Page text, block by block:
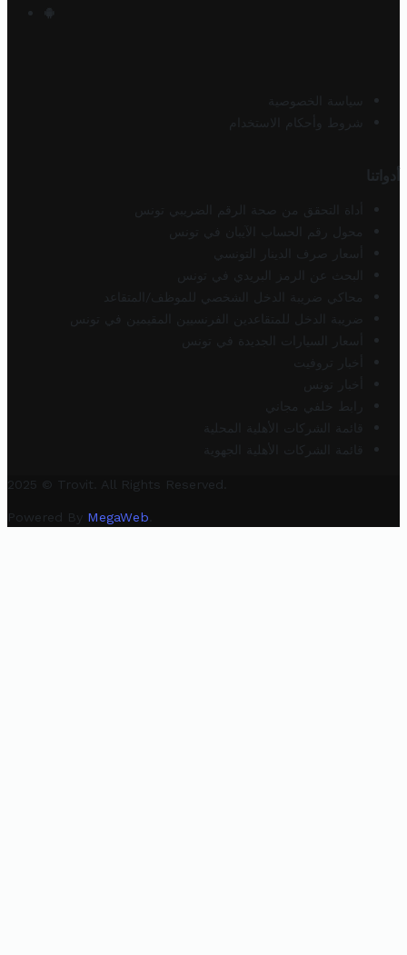
سياسة الخصوصية
شروط وأحكام الاستخدام
أدواتنا
أداة التحقق من صحة الرقم الضريبي تونس
محول رقم الحساب الآيبان في تونس
أسعار صرف الدينار التونسي
البحث عن الرمز البريدي في تونس
محاكي ضريبة الدخل الشخصي للموظف/المتقاعد
ضريبة الدخل للمتقاعدين الفرنسيين المقيمين في تونس
أسعار السيارات الجديدة في تونس
أخبار تروفيت
أخبار تونس
رابط خلفي مجاني
قائمة الشركات الأهلية المحلية
قائمة الشركات الأهلية الجهوية
2025 © Trovit. All Rights Reserved.
Powered By MegaWeb